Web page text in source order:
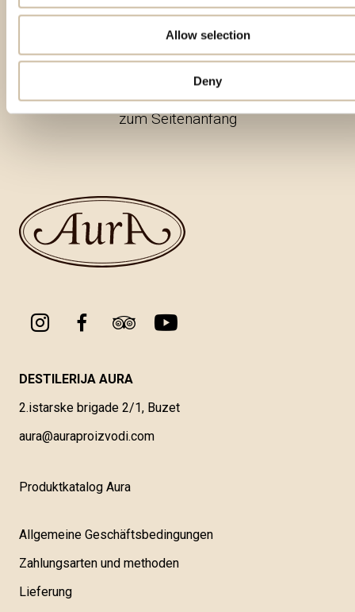
Allow selection
Deny
zum Seitenanfang
DESTILERIJA AURA
2.istarske brigade 2/1, Buzet
aura@auraproizvodi.com
Produktkatalog Aura
Allgemeine Geschäftsbedingungen
Zahlungsarten und methoden
Lieferung